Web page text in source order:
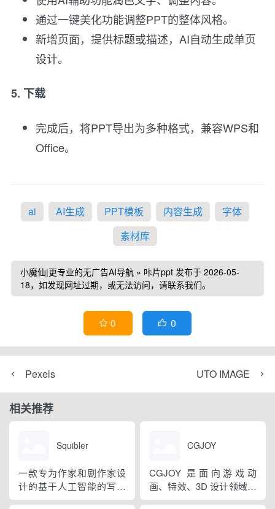
通过一键美化功能调整PPT的整体风格。
新增页面，提供标题或描述，AI自动生成单页
设计。
5. 下载
完成后，将PPT导出为多种格式，兼容WPS和
Office。
ai AI生成 PPT模板 内容生成
字体
素材库
小魔仙|更专业的无广告AI导航 » 咔片ppt 发布于 2026-05-
18，如发现网址过期，或无法访问，请联系我们。
 0  0
Pexels UTO IMAGE
相关推荐
Squibler
一款专为作家和剧作家设
计的基于人工智能的写作
软件。Squibler可用于写作
CGJOY
CGJOY 是面向游戏动
画、特效、3D 设计领域的
综合交流学习平台，由上